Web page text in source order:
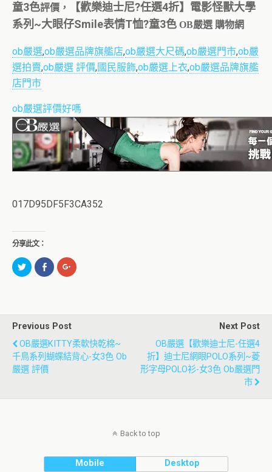
童3色評價，
【歡樂迪士尼?任選4折】電影怪獸大學
系列~大眼仔Smile表情T恤?童3色 OB嚴選 購物網
ob嚴選,ob嚴選品牌旗艦店,ob嚴選大尺碼,ob嚴選門市,ob嚴
選拍賣,ob嚴選 評價,國民服飾,ob嚴選上衣,ob嚴選品牌旗艦
店門市
ob嚴選評價好嗎
017D95DF5F3CA352
分享此文：
分
享
中
開
啟)
按
一
Facebook(在
新
視
窗
中
開
啟)
點
擊
新
中
開
啟)
Previous Post
OB嚴選KITTY柔軟快乾棉~
千鳥系列蝴蝶結背心-女3色 Ob
嚴選 評價
Next Post
OB嚴選【歡樂迪士尼-任選4
折】迪士尼網眼POLO系列~菱
形字母POLO衫-女3色 Ob嚴選門
市
Back to top
Mobile Desktop